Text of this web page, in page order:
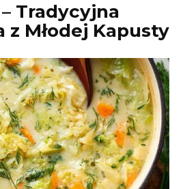
Tradycyjna
z Młodej Kapusty